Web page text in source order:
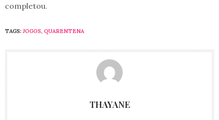
completou.
TAGS: JOGOS, QUARENTENA
THAYANE